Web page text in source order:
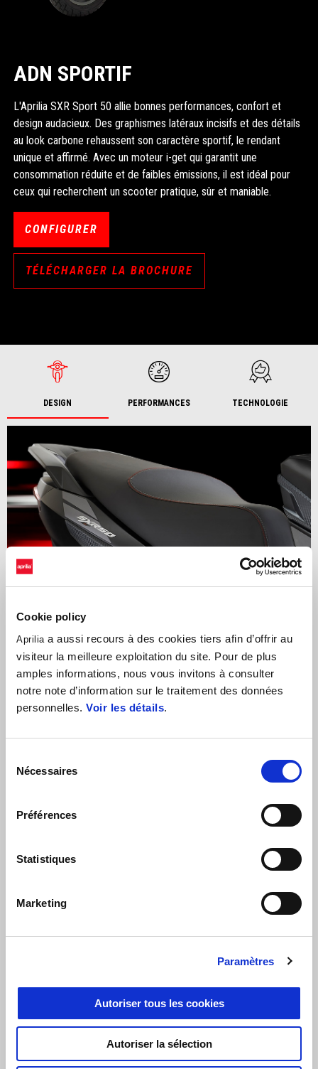
Cookie policy
Aprilia a aussi recours à des cookies tiers afin d’offrir au
visiteur la meilleure exploitation du site. Pour de plus
amples informations, nous vous invitons à consulter
notre note d’information sur le traitement des données
personnelles. Voir les détails.
Nécessaires
Préférences
Statistiques
Marketing
Paramètres
Autoriser tous les cookies
Autoriser la sélection
ADN SPORTIF
L'Aprilia SXR Sport 50 allie bonnes performances, confort et
design audacieux. Des graphismes latéraux incisifs et des détails
au look carbone rehaussent son caractère sportif, le rendant
unique et affirmé. Avec un moteur i-get qui garantit une
consommation réduite et de faibles émissions, il est idéal pour
ceux qui recherchent un scooter pratique, sûr et maniable.
CONFIGURER
TÉLÉCHARGER LA BROCHURE
DESIGN PERFORMANCES TECHNOLOGIE
Total carbon look
Les couleurs intenses soulignent le caractère sportif de l'Aprilia SXR
guidon, les carénages avant et arrière, renforcent sa personnalité
conférant à la version Sport une
ligne encore plus dynamique
et